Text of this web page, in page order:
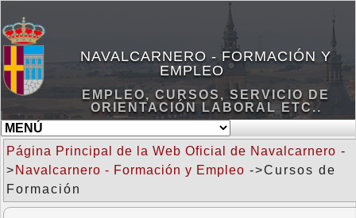
NAVALCARNERO - FORMACIÓN Y
EMPLEO
EMPLEO, CURSOS, SERVICIO DE
ORIENTACIÓN LABORAL ETC..
Página Principal de la Web Oficial de Navalcarnero -
> Navalcarnero - Formación y Empleo ->Cursos de
Formación